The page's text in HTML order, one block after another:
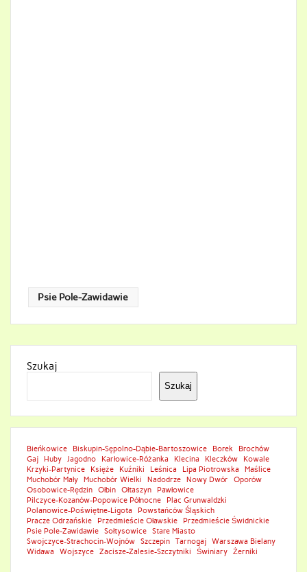
Psie Pole-Zawidawie
Szukaj
Szukaj
Bieńkowice Biskupin-Sępolno-Dąbie-Bartoszowice Borek
Brochów
Gaj
Huby Jagodno Karłowice-Różanka Klecina Kleczków
Kowale
Krzyki-Partynice
Księże Kuźniki Leśnica Lipa Piotrowska
Maślice
Muchobór Mały
Muchobór Wielki Nadodrze Nowy Dwór
Oporów
Osobowice-Rędzin
Ołbin Ołtaszyn
Pawłowice
Pilczyce-Kozanów-Popowice Północne
Plac Grunwaldzki
Polanowice-Poświętne-Ligota
Powstańców Śląskich
Pracze Odrzańskie
Przedmieście Oławskie
Przedmieście Świdnickie
Psie Pole-Zawidawie
Sołtysowice
Stare Miasto
Swojczyce-Strachocin-Wojnów
Szczepin Tarnogaj
Warszawa Bielany
Widawa
Wojszyce Zacisze-Zalesie-Szczytniki Świniary Żerniki